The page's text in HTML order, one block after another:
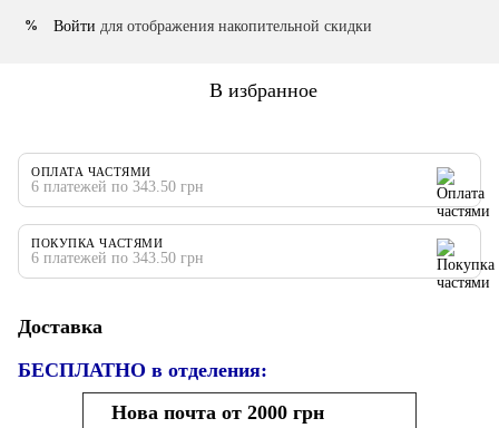
% Войти для отображения накопительной скидки
В избранное
ОПЛАТА ЧАСТЯМИ
6 платежей по 343.50 грн
ПОКУПКА ЧАСТЯМИ
6 платежей по 343.50 грн
Доставка
БЕСПЛАТНО в отделения:
Нова почта от 2000 грн